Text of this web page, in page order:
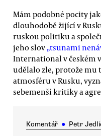
Mám podobné pocity
dlouhodobě žijící v
ruskou politiku a
jeho slov„tsunami
International v českém
udělalo zle, protože
atmosféru v Rusku,
sebemenší kritiky a
Komentář ● Petr